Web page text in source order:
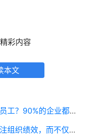
彩内容
本文
的企业都少了这一步
，而不仅仅是个人绩效？